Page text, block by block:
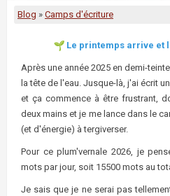
Blog » Camps d'écriture
Le printemps arrive et
Après une année 2025 en demi-
la tête de l'eau. Jusque-là, j'ai écrit
et ça commence à être frustrant,
deux mains et je me lance dans le
(et d'énergie) à tergiverser.
Pour ce plum'vernale 2026, je
mots par jour, soit 15500 mots au
Je sais que je ne serai pas